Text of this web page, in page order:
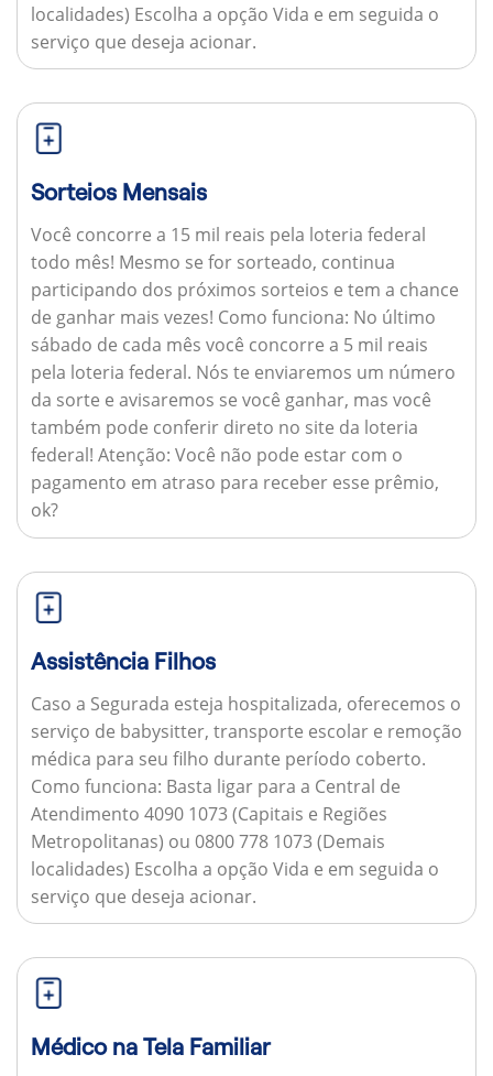
localidades) Escolha a opção Vida e em seguida o
serviço que deseja acionar.
Sorteios Mensais
Você concorre a 15 mil reais pela loteria federal
todo mês! Mesmo se for sorteado, continua
participando dos próximos sorteios e tem a chance
de ganhar mais vezes! Como funciona: No último
sábado de cada mês você concorre a 5 mil reais
pela loteria federal. Nós te enviaremos um número
da sorte e avisaremos se você ganhar, mas você
também pode conferir direto no site da loteria
federal! Atenção: Você não pode estar com o
pagamento em atraso para receber esse prêmio,
ok?
Assistência Filhos
Caso a Segurada esteja hospitalizada, oferecemos o
serviço de babysitter, transporte escolar e remoção
médica para seu filho durante período coberto.
Como funciona: Basta ligar para a Central de
Atendimento 4090 1073 (Capitais e Regiões
Metropolitanas) ou 0800 778 1073 (Demais
localidades) Escolha a opção Vida e em seguida o
serviço que deseja acionar.
Médico na Tela Familiar